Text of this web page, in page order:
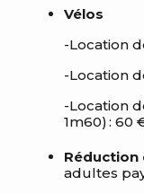
Vélos
-Location
-Location
-Location
1m60) : 60
Réduction
adultes